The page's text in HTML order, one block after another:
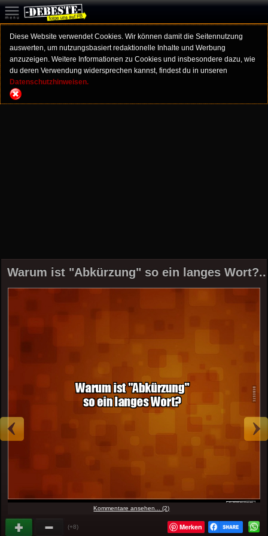
Diese Website verwendet Cookies. Wir können damit die Seitennutzung
auswerten, um nutzungsbasiert redaktionelle Inhalte und Werbung
anzuzeigen. Weitere Informationen zu Cookies und insbesondere dazu, wie
du deren Verwendung widersprechen kannst, findest du in unseren
Datenschutzhinweisen.
Warum ist "Abkürzung" so ein langes Wort?..
Kommentare ansehen... (2)
(+8) Merken